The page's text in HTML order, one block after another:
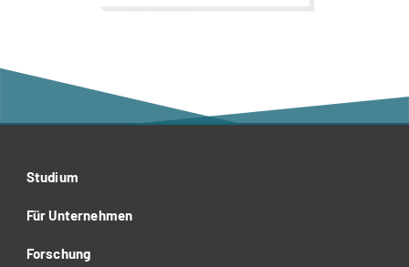
Studium
Für Unternehmen
Forschung